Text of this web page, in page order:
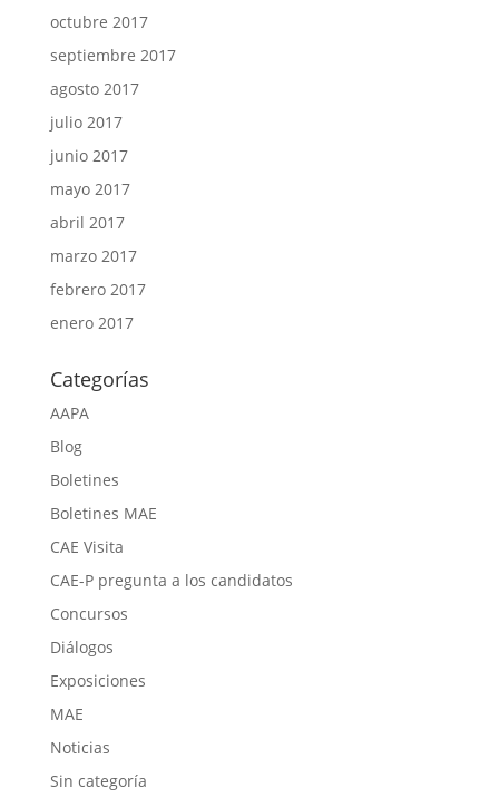
octubre 2017
septiembre 2017
agosto 2017
julio 2017
junio 2017
mayo 2017
abril 2017
marzo 2017
febrero 2017
enero 2017
Categorías
AAPA
Blog
Boletines
Boletines MAE
CAE Visita
CAE-P pregunta a los candidatos
Concursos
Diálogos
Exposiciones
MAE
Noticias
Sin categoría